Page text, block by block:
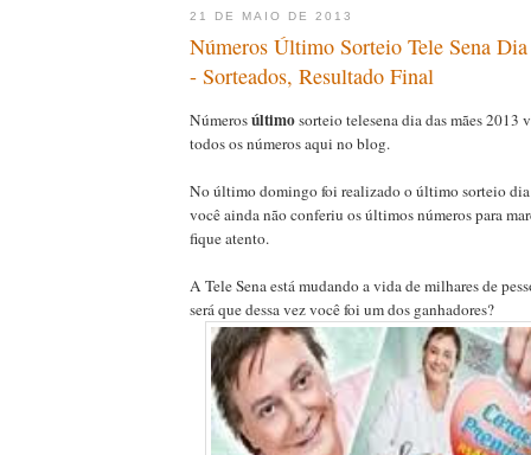
21 DE MAIO DE 2013
Números Último Sorteio Tele Sena
- Sorteados, Resultado Final
Númerosúltimosorteio telesena dia das mães 2013
todos os números aqui no blog.
No último domingo foi realizado o último sorteio dia
você ainda não conferiu os últimos números para
fique atento.
A Tele Sena está mudando a vida de milhares de
será que dessa vez você foi um dos ganhadores?